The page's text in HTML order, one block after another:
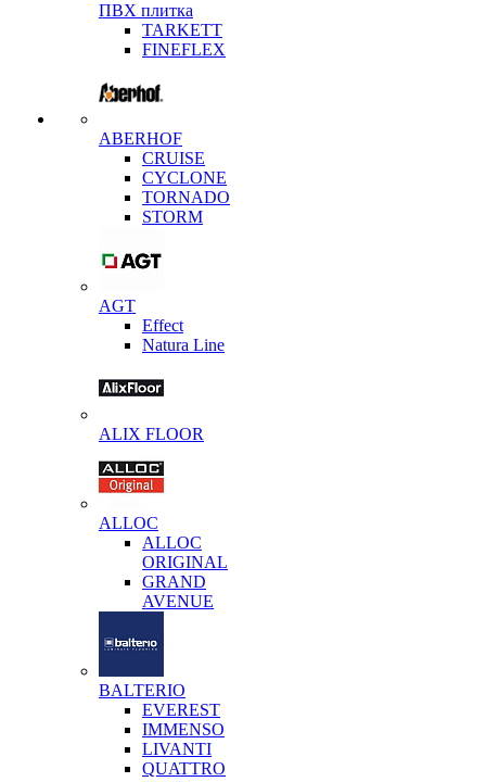
ПВХ плитка
TARKETT
FINEFLEX
ABERHOF
CRUISE
CYCLONE
TORNADO
STORM
AGT
Effect
Natura Line
ALIX FLOOR
ALLOC
ALLOC
ORIGINAL
GRAND
AVENUE
BALTERIO
EVEREST
IMMENSO
LIVANTI
QUATTRO